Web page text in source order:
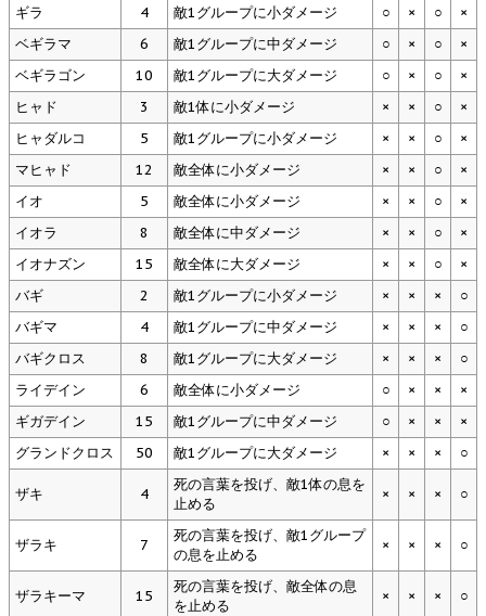
ギラ
4 敵1グループに小ダメージ ○ × ○
×
ベギラマ
6 敵1グループに中ダメージ ○ × ○
×
ベギラゴン
10 敵1グループに大ダメージ ○ × ○
×
ヒャド
3 敵1体に小ダメージ × × ○
×
ヒャダルコ
5 敵1グループに小ダメージ × × ○
×
マヒャド
12 敵全体に小ダメージ × × ○
×
イオ
5 敵全体に小ダメージ × × ○
×
イオラ
8 敵全体に中ダメージ × × ○
×
イオナズン
15 敵全体に大ダメージ × × ○
×
バギ
2 敵1グループに小ダメージ × × ×
○
バギマ
4 敵1グループに中ダメージ × × ×
○
バギクロス
8 敵1グループに大ダメージ × × ×
○
ライデイン
6 敵全体に小ダメージ ○ × ×
×
ギガデイン
15 敵1グループに中ダメージ ○ × ×
×
グランドクロス
50 敵1グループに大ダメージ × × × ○
ザキ 4
死の言葉を投げ、敵1体の息を
止める
× × × ○
ザラキ 7
死の言葉を投げ、敵1グループ
の息を止める
× × × ○
ザラキーマ 15
死の言葉を投げ、敵全体の息
を止める
× × × ○